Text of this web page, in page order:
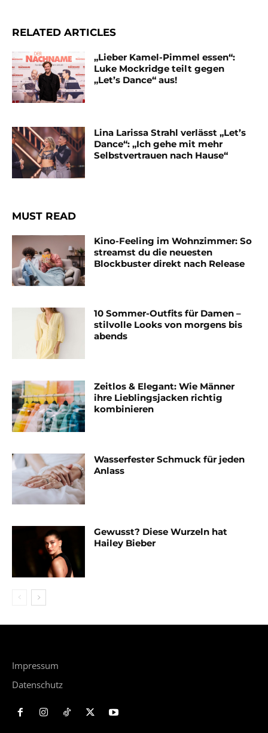
RELATED ARTICLES
„Lieber Kamel-Pimmel essen“:
Luke Mockridge teilt gegen
„Let’s Dance“ aus!
Lina Larissa Strahl verlässt „Let’s
Dance“: „Ich gehe mit mehr
Selbstvertrauen nach Hause“
MUST READ
Kino-Feeling im Wohnzimmer: So
streamst du die neuesten
Blockbuster direkt nach Release
10 Sommer-Outfits für Damen –
stilvolle Looks von morgens bis
abends
Zeitlos & Elegant: Wie Männer
ihre Lieblingsjacken richtig
kombinieren
Wasserfester Schmuck für jeden
Anlass
Gewusst? Diese Wurzeln hat
Hailey Bieber
Impressum
Datenschutz